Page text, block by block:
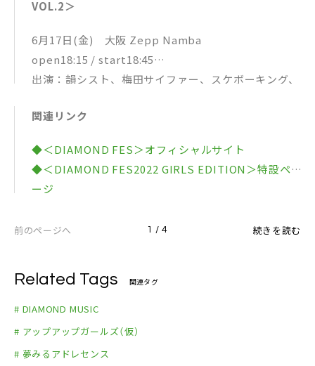
VOL.2＞
6月17日(金) 大阪 Zepp Namba
open18:15 / start18:45
出演：韻シスト、梅田サイファー、スケボーキング、
▼チケット
学割チケット ¥4,000(税込)
※入場時ドリンク代別
配信チケット ¥4,000(税込)
・会場チケット発売：3月26日(土)10:00〜
ダイヤモンドチケット：https://diamond-ticket.c
配信チケット：https://diamond-ticket.zaiko.io
主催：ダイヤモンドグループ
企画：ダイヤモンドミュージック
関連リンク
◆＜DIAMOND FES＞オフィシャルサイト
◆＜DIAMOND FES2022 GIRLS EDITION＞特設ペ
ージ
VOL.2＞特設ページ
前のページへ 1 / 4 続きを読む
Related Tags 関連タグ
# DIAMOND MUSIC
# アップアップガールズ（仮）
# 夢みるアドレセンス